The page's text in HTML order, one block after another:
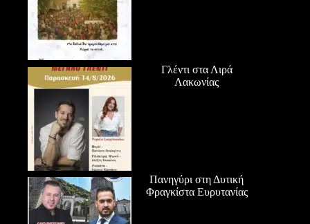
Γλέντι στα Λιρά
Λακωνίας
Πανηγύρι στη Δυτική
Φραγκίστα Ευρυτανίας